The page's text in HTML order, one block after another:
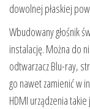
dowolnej płaskiej
Wbudowany głośnik
instalację. Można do
odtwarzacz Blu-ray,
go nawet zamienić w
HDMI urządzenia